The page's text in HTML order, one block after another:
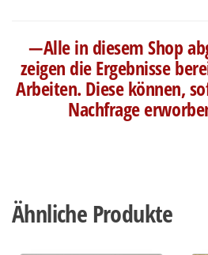
—Alle in diesem Shop
zeigen die Ergebnisse
Arbeiten. Diese können,
Nachfrage
Ähnliche Produkte